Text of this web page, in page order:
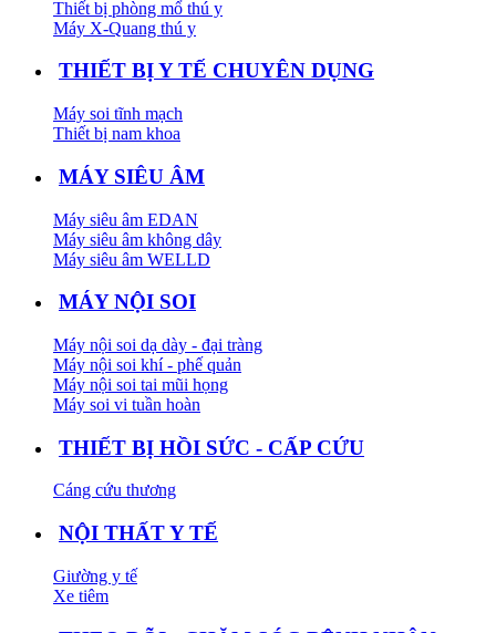
Thiết bị phòng mổ thú y
Máy X-Quang thú y
THIẾT BỊ Y TẾ CHUYÊN DỤNG
Máy soi tĩnh mạch
Thiết bị nam khoa
MÁY SIÊU ÂM
Máy siêu âm EDAN
Máy siêu âm không dây
Máy siêu âm WELLD
MÁY NỘI SOI
Máy nội soi dạ dày - đại tràng
Máy nội soi khí - phế quản
Máy nội soi tai mũi họng
Máy soi vi tuần hoàn
THIẾT BỊ HỒI SỨC - CẤP CỨU
Cáng cứu thương
NỘI THẤT Y TẾ
Giường y tế
Xe tiêm